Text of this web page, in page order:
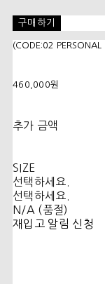
구매하기
(CODE:02
460,000원
추가 금액
SIZE
선택하세요.
선택하세요.
N/A (품절)
재입고 알림 신청